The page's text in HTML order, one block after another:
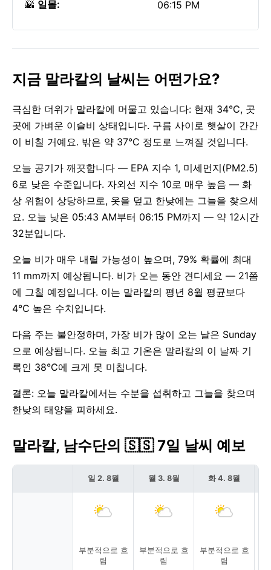
🌇 일몰: 06:15 PM
지금 말라칼의 날씨는 어떤가요?
극심한 더위가 말라칼에 머물고 있습니다: 현재 34°C, 곳
곳에 가벼운 이슬비 상태입니다. 구름 사이로 햇살이 간간
이 비칠 거예요. 밖은 약 37°C 정도로 느껴질 것입니다.
오늘 공기가 깨끗합니다 — EPA 지수 1, 미세먼지(PM2.5)
6로 낮은 수준입니다. 자외선 지수 10로 매우 높음 — 화
상 위험이 상당하므로, 옷을 덮고 한낮에는 그늘을 찾으세
요. 오늘 낮은 05:43 AM부터 06:15 PM까지 — 약 12시간
32분입니다.
오늘 비가 매우 내릴 가능성이 높으며, 79% 확률에 최대
11 mm까지 예상됩니다. 비가 오는 동안 견디세요 — 21쯤
에 그칠 예정입니다. 이는 말라칼의 평년 8월 평균보다
4°C 높은 수치입니다.
다음 주는 불안정하며, 가장 비가 많이 오는 날은 Sunday
으로 예상됩니다. 오늘 최고 기온은 말라칼의 이 날짜 기
록인 38°C에 크게 못 미칩니다.
결론: 오늘 말라칼에서는 수분을 섭취하고 그늘을 찾으며
한낮의 태양을 피하세요.
말라칼, 남수단의 🇸🇸 7일 날씨 예보
일 2. 8월
부분적으로 흐
림
월 3. 8월
부분적으로 흐
림
화 4. 8월
부분적으로 흐
림